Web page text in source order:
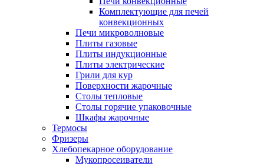
Комплектующие для печей
конвекционных
Печи микроволновые
Плиты газовые
Плиты индукционные
Плиты электрические
Грили для кур
Поверхности жарочные
Столы тепловые
Столы горячие упаковочные
Шкафы жарочные
Термосы
Фризеры
Хлебопекарное оборудование
Мукопросеиватели